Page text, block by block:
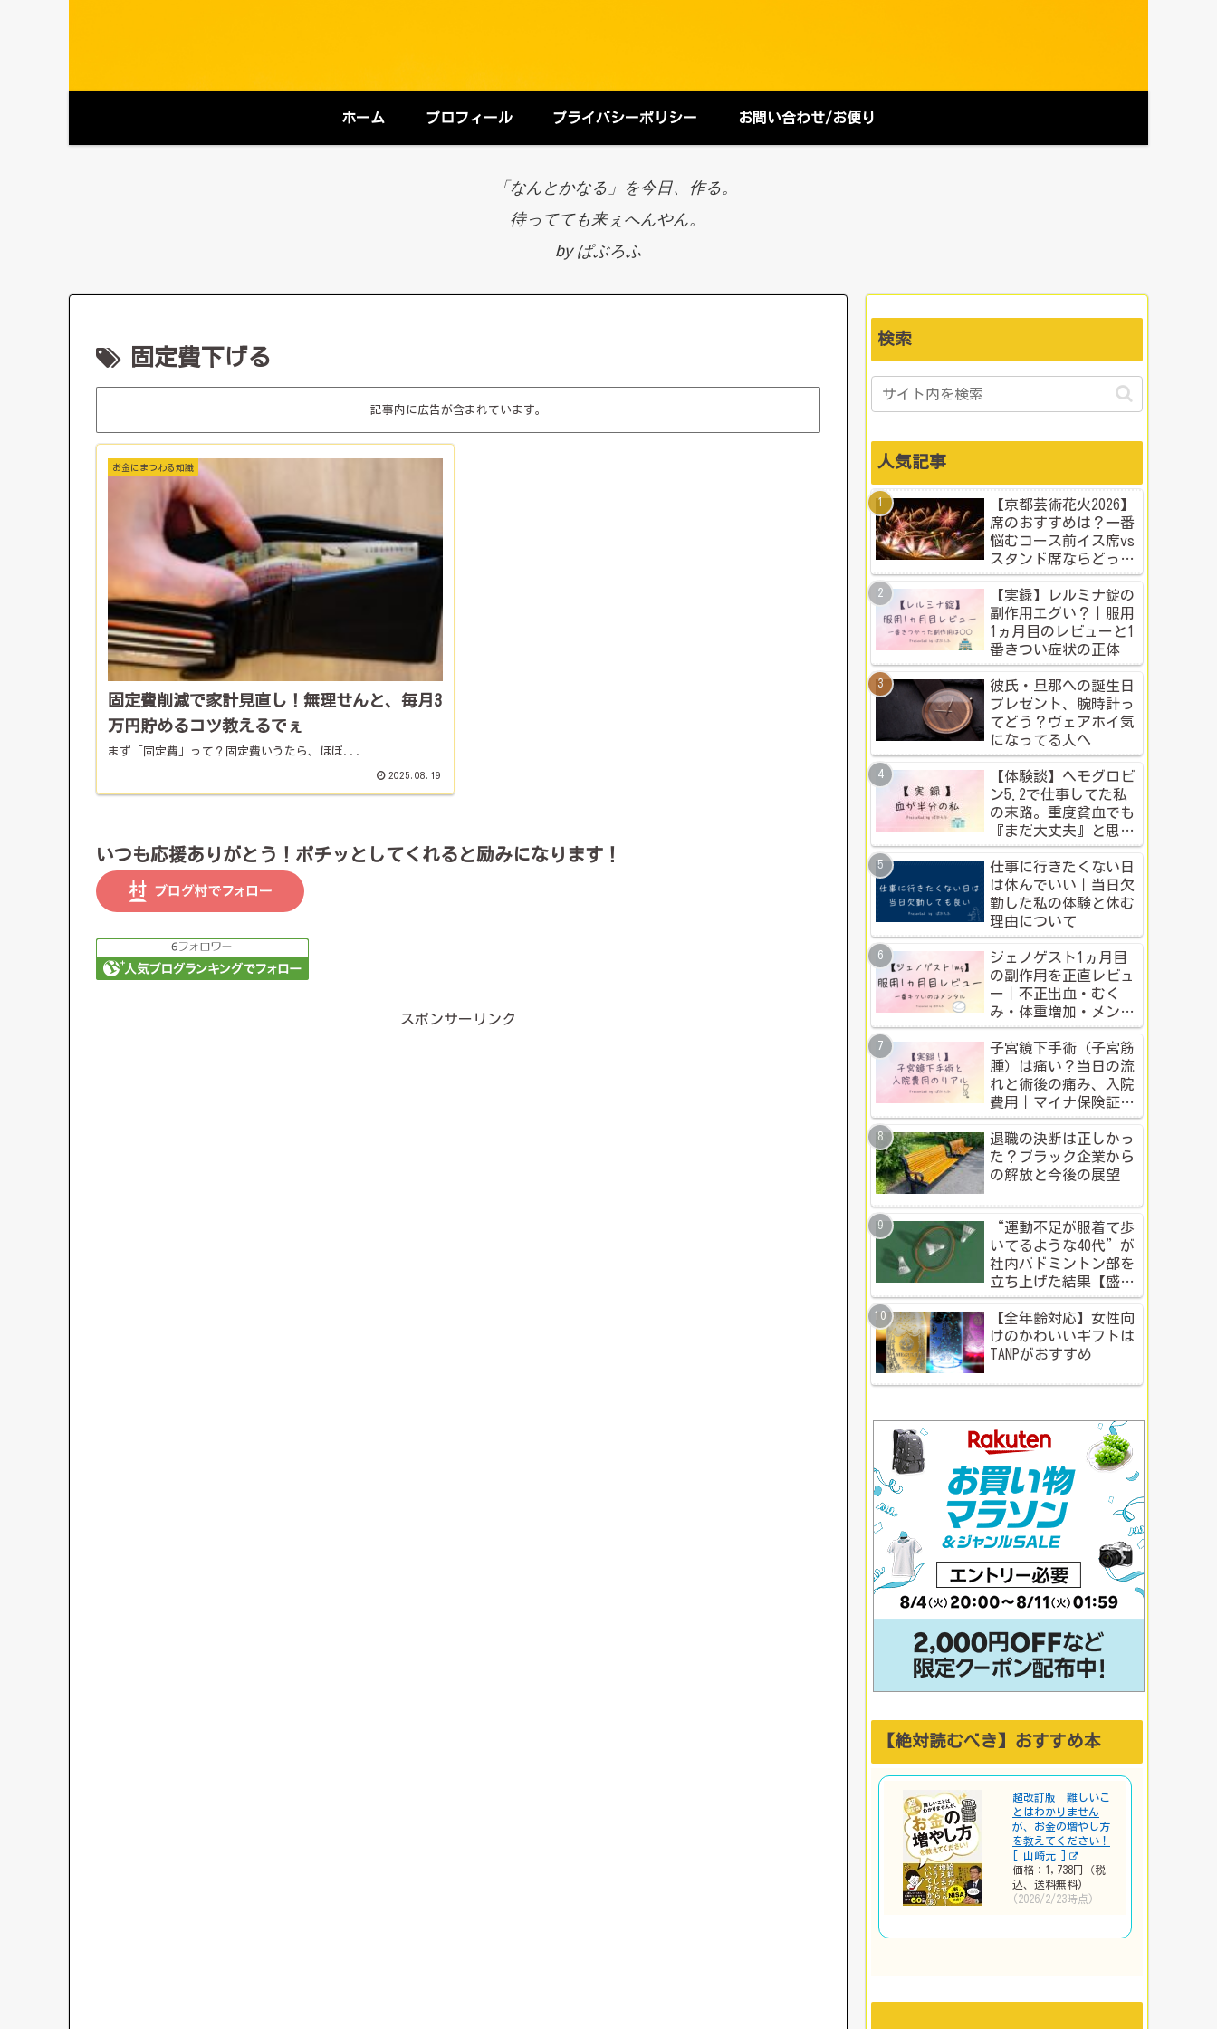
ホーム プロフィール プライバシーポリシー お問い合わせ/お便り
「なんとかなる」を今日、作る。
待ってても来ぇへんやん。
by ぱぶろふ
固定費下げる
記事内に広告が含まれています。
お金にまつわる知識
固定費削減で家計見直し！無理せんと、毎月3
万円貯めるコツ教えるでぇ
まず「固定費」って？固定費いうたら、ほぼ...
2025.08.19
いつも応援ありがとう！ポチッとしてくれると励みになります！
スポンサーリンク
検索
人気記事
【京都芸術花火2026】
席のおすすめは？一番
悩むコース前イス席vs
スタンド席ならどっ
ち？本音比較！
【実録】レルミナ錠の
副作用エグい？｜服用
1ヵ月目のレビューと1
番きつい症状の正体
彼氏・旦那への誕生日
プレゼント、腕時計っ
てどう？ヴェアホイ気
になってる人へ
【体験談】ヘモグロビ
ン5.2で仕事してた私
の末路。重度貧血でも
『まだ大丈夫』と思う
人のための警告
仕事に行きたくない日
は休んでいい｜当日欠
勤した私の体験と休む
理由について
ジェノゲスト1ヵ月目
の副作用を正直レビュ
ー｜不正出血・むく
み・体重増加・メンタ
ル変化まで【体験談】
子宮鏡下手術（子宮筋
腫）は痛い？当日の流
れと術後の痛み、入院
費用｜マイナ保険証・
公的制度で乗り切った
入院体験記全公開
退職の決断は正しかっ
た？ブラック企業から
の解放と今後の展望
“運動不足が服着て歩
いてるような40代”が
社内バドミントン部を
立ち上げた結果【盛り
上がる社内イベント成
功例】
【全年齢対応】女性向
けのかわいいギフトは
TANPがおすすめ
【絶対読むべき】おすすめ本
超改訂版 難しいこ
とはわかりません
が、お金の増やし方
を教えてください！
[ 山崎元 ]
価格：1,738円（税
込、送料無料)
(2026/2/23時点)